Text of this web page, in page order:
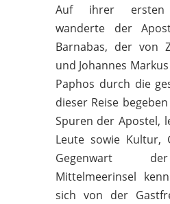
Auf ihrer ersten
wanderte der
Barnabas, der von
und Johannes
Paphos durch die
dieser Reise
Spuren der Apostel,
Leute sowie Kultur,
Gegenwart
Mittelmeerinsel
sich von der